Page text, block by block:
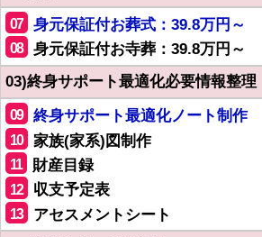
07 身元保証付お葬式：39.8万円～
08
身元保証付お寺葬：39.8万円～
03)終身サポート最適化必要情報整理
09 終身サポート最適化ノート制作
10 家族(家系)図制作
11 財産目録
12 収支予定表
13
アセスメントシート